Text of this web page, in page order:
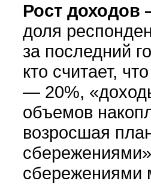
Рост
доля
за последний
кто считает,
— 20%,
объемов
возросшая
сбережениями